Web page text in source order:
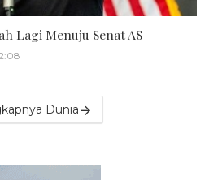
Lagi Menuju Senat AS
Dunia